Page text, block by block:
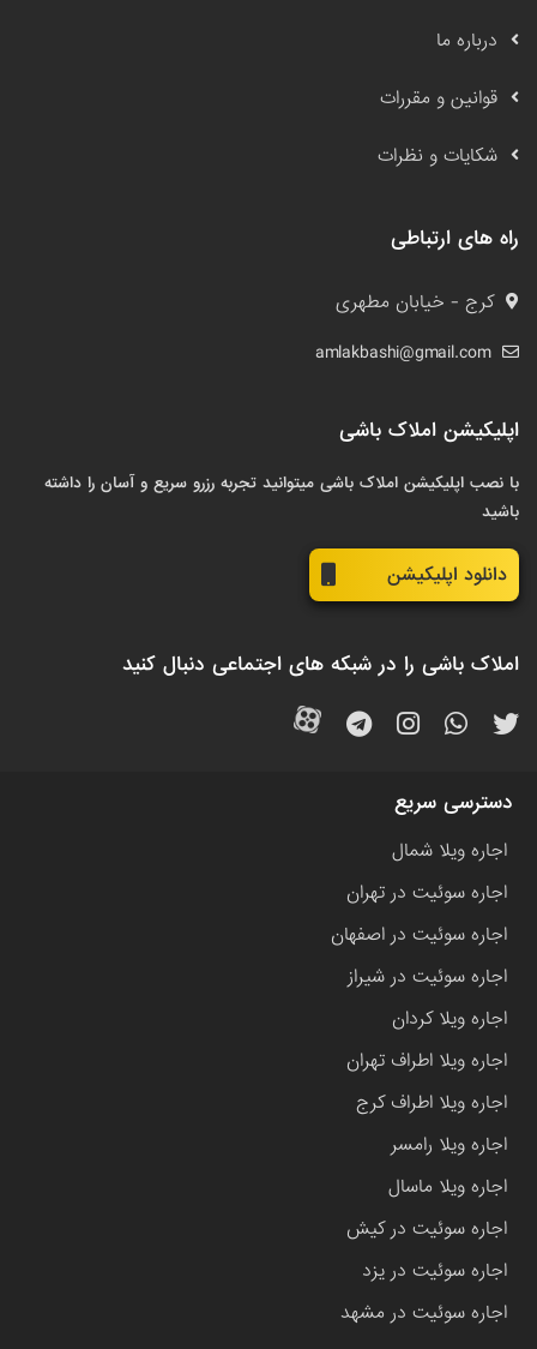
درباره ما
قوانین و مقررات
شکایات و نظرات
راه های ارتباطی
کرج - خیابان مطهری
amlakbashi@gmail.com
اپلیکیشن املاک باشی
با نصب اپلیکیشن املاک باشی میتوانید تجربه رزرو سریع و آسان را داشته
باشید
دانلود اپلیکیشن
املاک باشی را در شبکه های اجتماعی دنبال کنید
دسترسی سریع
اجاره ویلا شمال
اجاره سوئیت در تهران
اجاره سوئیت در اصفهان
اجاره سوئیت در شیراز
اجاره ویلا کردان
اجاره ویلا اطراف تهران
اجاره ویلا اطراف کرج
اجاره ویلا رامسر
اجاره ویلا ماسال
اجاره سوئیت در کیش
اجاره سوئیت در یزد
اجاره سوئیت در مشهد